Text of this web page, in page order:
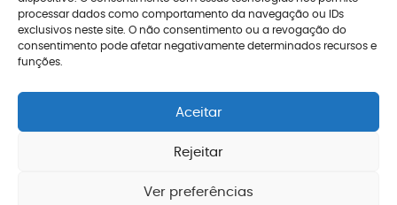
processar dados como comportamento da navegação ou IDs
exclusivos neste site. O não consentimento ou a revogação do
consentimento pode afetar negativamente determinados recursos e
funções.
Aceitar
Rejeitar
Ver preferências
Política de privacidade
Termos de uso
Política editorial jurídica
Avaliações
CNPJ: 40.260.708/0001-04
2026 – Todos os direitos reservados | Lemos de